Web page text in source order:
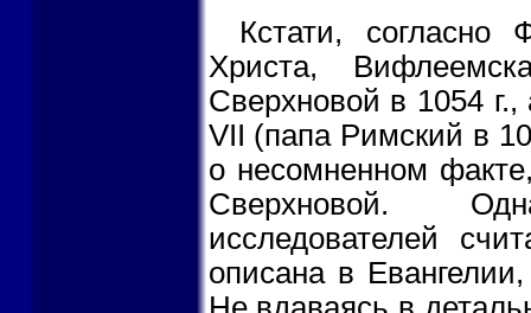
Кстати,
Христа,
Сверхновой в 1054
VII (папа Римский в
о несомненном
Сверхновой.
исследователей
описана в